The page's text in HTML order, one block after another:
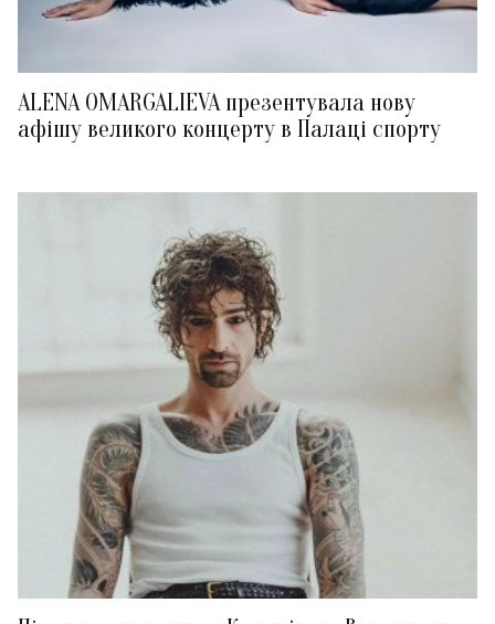
ALENA OMARGALIEVA презентувала нову
афішу великого концерту в Палаці спорту